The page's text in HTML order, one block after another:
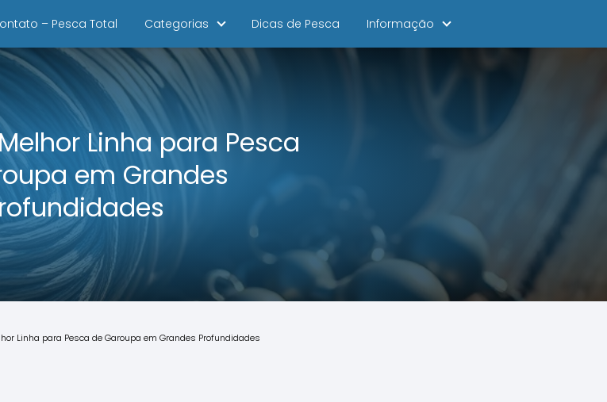
– Pesca Total Categorias Dicas de Pesca Informação
Linha para Pesca
em Grandes
Linha para Pesca de Garoupa em Grandes Profundidades